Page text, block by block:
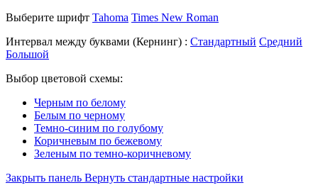
Выберите шрифт Tahoma Times New Roman
Интервал между буквами (Кернинг) : Стандартный Средний
Большой
Выбор цветовой схемы:
Черным по белому
Белым по черному
Темно-синим по голубому
Коричневым по бежевому
Зеленым по темно-коричневому
Закрыть панель Вернуть стандартные настройки